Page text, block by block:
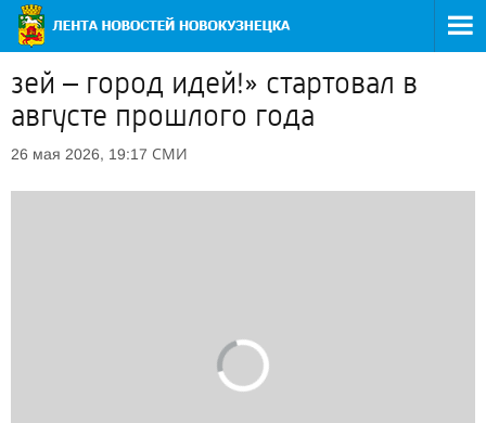
зей – город идей!» стартовал в
августе прошлого года
26 мая 2026, 19:17 СМИ